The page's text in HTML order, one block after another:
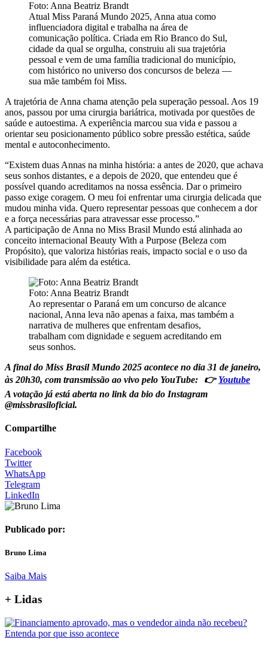
Foto: Anna Beatriz Brandt
Atual Miss Paraná Mundo 2025, Anna atua como
influenciadora digital e trabalha na área de
comunicação política. Criada em Rio Branco do Sul,
cidade da qual se orgulha, construiu ali sua trajetória
pessoal e vem de uma família tradicional do município,
com histórico no universo dos concursos de beleza —
sua mãe também foi Miss.
A trajetória de Anna chama atenção pela superação pessoal. Aos 19
anos, passou por uma cirurgia bariátrica, motivada por questões de
saúde e autoestima. A experiência marcou sua vida e passou a
orientar seu posicionamento público sobre pressão estética, saúde
mental e autoconhecimento.
“Existem duas Annas na minha história: a antes de 2020, que achava
seus sonhos distantes, e a depois de 2020, que entendeu que é
possível quando acreditamos na nossa essência. Dar o primeiro
passo exige coragem. O meu foi enfrentar uma cirurgia delicada que
mudou minha vida. Quero representar pessoas que conhecem a dor
e a força necessárias para atravessar esse processo.”
A participação de Anna no Miss Brasil Mundo está alinhada ao
conceito internacional Beauty With a Purpose (Beleza com
Propósito), que valoriza histórias reais, impacto social e o uso da
visibilidade para além da estética.
Foto: Anna Beatriz Brandt
Ao representar o Paraná em um concurso de alcance
nacional, Anna leva não apenas a faixa, mas também a
narrativa de mulheres que enfrentam desafios,
trabalham com dignidade e seguem acreditando em
seus sonhos.
A final do Miss Brasil Mundo 2025 acontece no dia 31 de janeiro,
às 20h30, com transmissão ao vivo pelo YouTube: 👉Youtube
A votação já está aberta no link da bio do Instagram
@missbrasiloficial.
Compartilhe
Facebook
Twitter
WhatsApp
Telegram
LinkedIn
Publicado por:
Bruno Lima
Saiba Mais
+ Lidas